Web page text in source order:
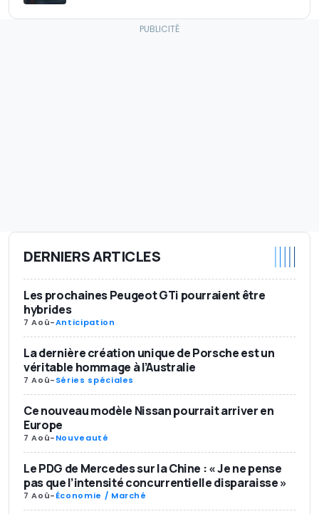
DERNIERS ARTICLES
Les prochaines Peugeot GTi pourraient être
hybrides
7 Aoû-Anticipation
La dernière création unique de Porsche est un
véritable hommage à l’Australie
7 Aoû-Séries spéciales
Ce nouveau modèle Nissan pourrait arriver en
Europe
7 Aoû-Nouveauté
Le PDG de Mercedes sur la Chine : « Je ne pense
pas que l’intensité concurrentielle disparaisse »
7 Aoû-Économie / Marché